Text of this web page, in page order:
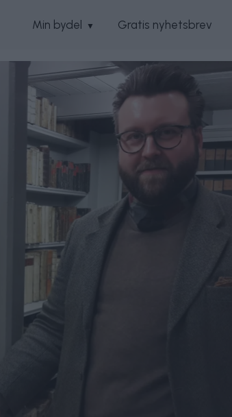
Min bydel Gratis nyhetsbrev